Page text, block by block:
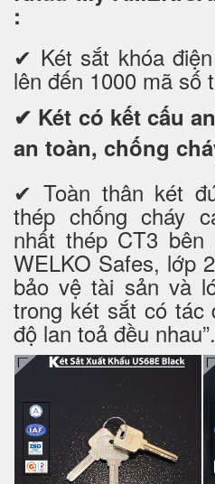
:
✔ Két sắt khóa
lên đến 1000 mã số
✔ Két có kết cấu
an toàn, chống
✔ Toàn thân két
thép chống cháy
nhất thép CT3
WELKO Safes, lớp
bảo vệ tài sản và
trong két sắt có tác
độ lan toả đều nhau”.